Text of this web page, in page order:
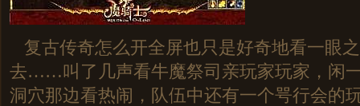
复古传奇怎么开全屏也只是好奇地看一眼
去……叫了几声看牛魔祭司亲玩家玩家，闲
洞穴那边看热闹，队伍中还有一个咢行会